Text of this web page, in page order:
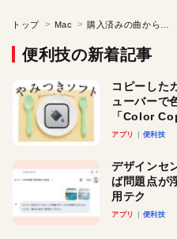
トップ Mac
便利技の新着記事
コピーした
ューバーで
「Color
アプリ 便利技
デザインセ
ば問題点が
用テク
アプリ 便利技